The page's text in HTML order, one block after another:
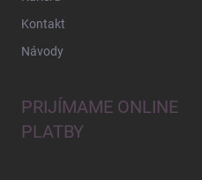
Kontakt
Návody
PRIJÍMAME ONLINE
PLATBY